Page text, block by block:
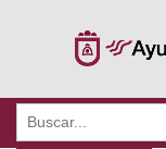
Buscar: